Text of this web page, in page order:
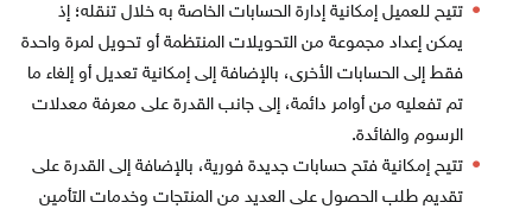
تتيح للعميل إمكانية إدارة الحسابات الخاصة به خلال تنقله؛ إذ
يمكن إعداد مجموعة من التحويلات المنتظمة أو تحويل لمرة واحدة
فقط إلى الحسابات الأخرى، بالإضافة إلى إمكانية تعديل أو إلغاء ما
تم تفعليه من أوامر دائمة، إلى جانب القدرة على معرفة معدلات
الرسوم والفائدة.
تتيح إمكانية فتح حسابات جديدة فورية، بالإضافة إلى القدرة على
تقديم طلب الحصول على العديد من المنتجات وخدمات التأمين